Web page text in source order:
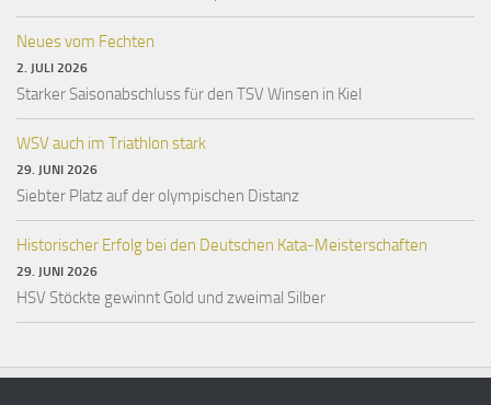
Neues vom Fechten
2. JULI 2026
Starker Saisonabschluss für den TSV Winsen in Kiel
WSV auch im Triathlon stark
29. JUNI 2026
Siebter Platz auf der olympischen Distanz
Historischer Erfolg bei den Deutschen Kata-Meisterschaften
29. JUNI 2026
HSV Stöckte gewinnt Gold und zweimal Silber